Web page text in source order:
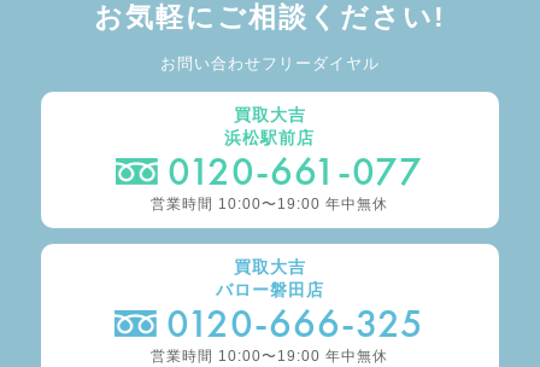
お気軽にご相談ください!
お問い合わせフリーダイヤル
買取大吉
浜松駅前店
0120-661-077
営業時間 10:00〜19:00 年中無休
買取大吉
バロー磐田店
0120-666-325
営業時間 10:00〜19:00 年中無休